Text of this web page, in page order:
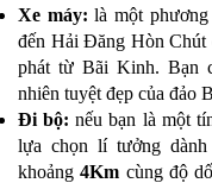
Xe máy: là một
đến Hải Đăng Hòn Chút
phát từ Bãi Kinh. Bạn
nhiên tuyệt đẹp của đảo
Đi bộ:nếu bạn là một
lựa chọn lí tưởng
khoảng4Km cùng độ